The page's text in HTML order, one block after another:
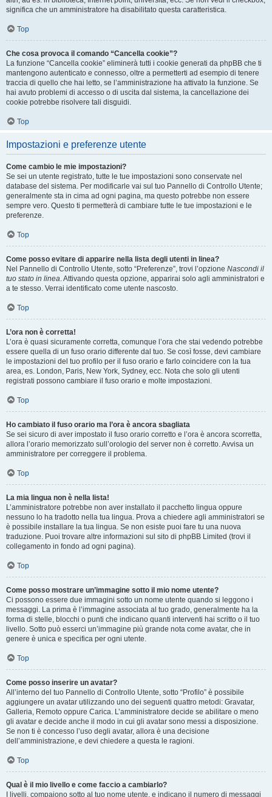
significa che un amministratore ha disabilitato questa caratteristica.
Top
Che cosa provoca il comando “Cancella cookie”?
La funzione “Cancella cookie” eliminerà tutti i cookie generati da phpBB che ti
mantengono autenticato e connesso, oltre a permetterti ad esempio di tenere
traccia di quello che hai letto, se l’amministrazione ha attivato la funzione. Se
hai avuto problemi di accesso o di uscita dal sistema, la cancellazione dei
cookie potrebbe risolvere tali disguidi.
Top
Impostazioni e preferenze utente
Come cambio le mie impostazioni?
Se sei un utente registrato, tutte le tue impostazioni sono conservate nel
database del sistema. Per modificarle vai sul tuo Pannello di Controllo Utente;
generalmente sta in cima ad ogni pagina, ma questo potrebbe non essere
sempre vero. Questo ti permetterà di cambiare tutte le tue impostazioni e le
preferenze.
Top
Come posso evitare di apparire nella lista degli utenti in linea?
Nel Pannello di Controllo Utente, sotto “Preferenze”, trovi l’opzione Nascondi il
tuo stato in linea. Attivando questa opzione, apparirai solo agli amministratori e
a te stesso. Verrai identificato come utente nascosto.
Top
L’ora non è corretta!
L’ora è quasi sicuramente corretta, comunque l’ora che stai vedendo potrebbe
essere quella di un fuso orario differente dal tuo. Se così fosse, devi cambiare
le impostazioni del tuo profilo per il fuso orario e farlo coincidere con la tua
area, es. London, Paris, New York, Sydney, ecc. Nota che solo gli utenti
registrati possono cambiare il fuso orario e molte impostazioni.
Top
Ho cambiato il fuso orario ma l’ora è ancora sbagliata
Se sei sicuro di aver impostato il fuso orario corretto e l’ora è ancora scorretta,
allora l’orario memorizzato sull’orologio del server non è corretto. Avvisa un
amministratore per correggere il problema.
Top
La mia lingua non è nella lista!
L’amministratore potrebbe non aver installato il pacchetto lingua oppure
nessuno lo ha tradotto nella tua lingua. Prova a chiedere agli amministratori se
è possibile installare la tua lingua. Se non esiste puoi fare tu una nuova
traduzione. Puoi trovare altre informazioni sul sito di phpBB Limited (trovi il
collegamento in fondo ad ogni pagina).
Top
Come posso mostrare un’immagine sotto il mio nome utente?
Ci possono essere due immagini sotto un nome utente quando si leggono i
messaggi. La prima è l’immagine associata al tuo grado, generalmente ha la
forma di stelle, blocchi o punti che indicano quanti interventi hai scritto o il tuo
livello. Sotto può esserci un’immagine più grande nota come avatar, che in
genere è unica e specifica per ogni utente.
Top
Come posso inserire un avatar?
All’interno del tuo Pannello di Controllo Utente, sotto “Profilo” è possibile
aggiungere un avatar utilizzando uno dei seguenti quattro metodi: Gravatar,
Galleria, Remoto oppure Carica. L’amministratore decide se abilitare o meno
gli avatar e decide anche il modo in cui gli avatar sono messi a disposizione.
Se non ti è concesso l’uso degli avatar, allora è una decisione
dell’amministrazione, e devi chiedere a questa le ragioni.
Top
Qual è il mio livello e come faccio a cambiarlo?
I livelli, compaiono sotto al tuo nome utente, e indicano il numero di messaggi